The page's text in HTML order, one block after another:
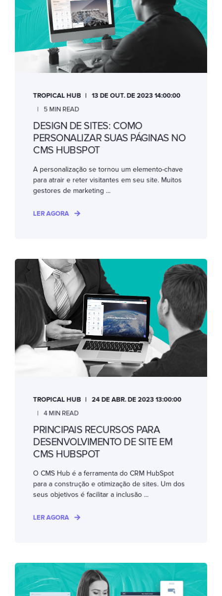
TROPICAL HUB 13 DE OUT. DE 2023 14:00:00
5 MIN READ
DESIGN DE SITES: COMO
PERSONALIZAR SUAS PÁGINAS NO
CMS HUBSPOT
A personalização se tornou um elemento-chave
para atrair e reter visitantes em seu site. Muitos
gestores de marketing ...
LER AGORA
TROPICAL HUB 24 DE ABR. DE 2023 13:00:00
4 MIN READ
PRINCIPAIS RECURSOS PARA
DESENVOLVIMENTO DE SITE EM
CMS HUBSPOT
O CMS Hub é a ferramenta do CRM HubSpot
para a construção e otimização de sites. Um dos
seus objetivos é facilitar a inclusão ...
LER AGORA